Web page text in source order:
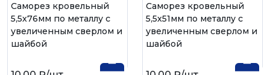
Саморез кровельный
5,5х76мм по металлу с
увеличенным сверлом и
шайбой
Саморез кровельный
5,5х51мм по металлу с
увеличенным сверлом и
шайбой